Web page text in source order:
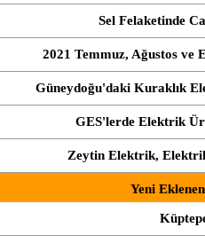
Sel Felaketinde
2021 Temmuz, Ağustos ve
Güneydoğu'daki Kuraklık
GES'lerde Elektrik
Zeytin Elektrik,
Yeni